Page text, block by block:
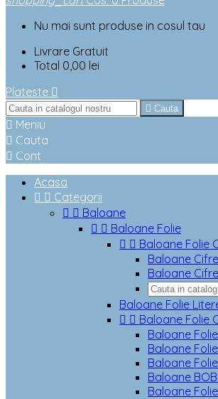
Nu mai sunt produse in cosul tau
Livrare Gratuit
Total 0,00 lei
Plateste 
 Cauta
 Meniu
 Cauta
 Cont
Acasa
  Categorii
  Baloane
  Baloane Folie
  Baloane Folie
Baloane
Baloane
Baloane Folie
  Baloane Folie
Baloane
Baloane
Baloane
Baloane
Baloane